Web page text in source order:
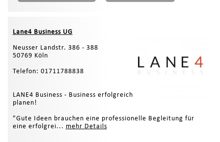
Lane4 Business UG
Neusser Landstr. 386 - 388
50769 Köln
Telefon: 01711788838
LANE4 Business - Business erfolgreich
planen!
"Gute Ideen brauchen eine professionelle Begleitung für
eine erfolgrei... mehr Details